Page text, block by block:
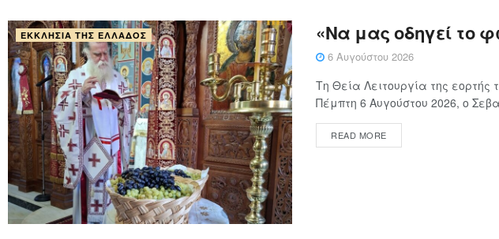
ΕΚΚΛΗΣΊΑ ΤΗΣ ΕΛΛΆΔΟΣ «Να μας οδηγεί το
6 Αυγούστου 2026
Τη Θεία Λειτουργία της
Πέμπτη 6 Αυγούστου 2026, ο
READ MORE